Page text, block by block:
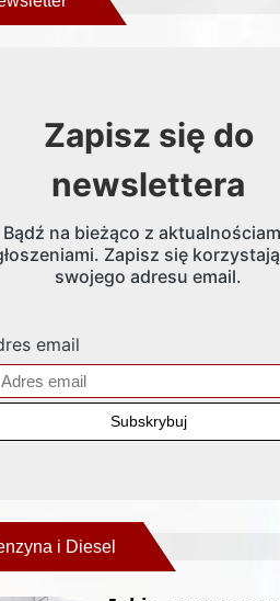
Zapisz się do
newslettera
Bądź na bieżąco z
Zapisz się
swojego adresu email.
email
i Diesel